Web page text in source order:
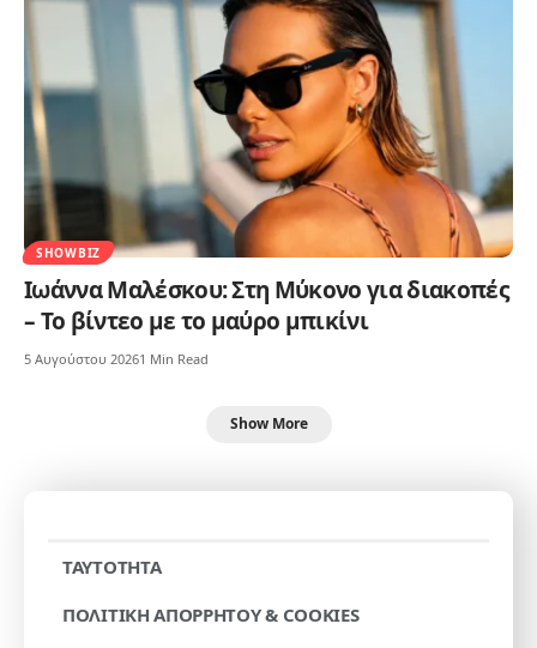
SHOWBIZ
Ιωάννα Μαλέσκου: Στη Μύκονο για διακοπές
– Το βίντεο με το μαύρο μπικίνι
5 Αυγούστου 20261 Min Read
Show More
TAYTOTHTA
ΠΟΛΙΤΙΚΗ ΑΠΟΡΡΗΤΟΥ & COOKIES